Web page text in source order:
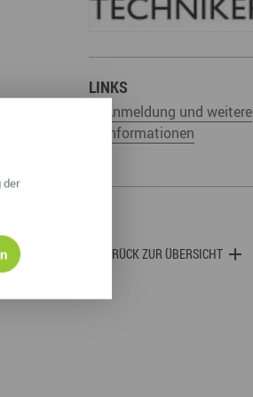
Radrouten
Wegewarte
LINKS
Anmeldung und weitere
Informationen
ZURÜCK ZUR ÜBERSICHT
der